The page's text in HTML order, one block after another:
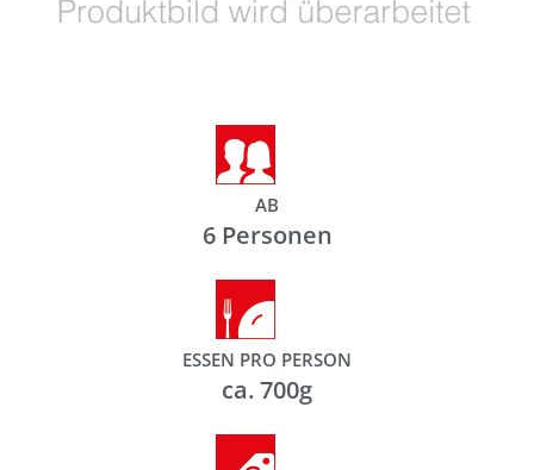
AB
6 Personen
ESSEN PRO PERSON
ca. 700g